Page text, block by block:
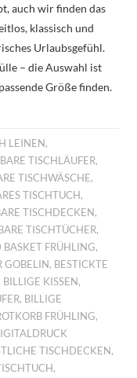
auch wir finden das
klassisch und
Urlaubsgefühl.
– die Auswahl ist
Größe finden.
LEINEN ,
TISCHLÄUFER,
TISCHWÄSCHE,
TISCHTUCH,
TISCHDECKEN,
TISCHTÜCHER,
BASKET FRÜHLING,
GOBELIN , BESTICKTE
BILLIGE KISSEN ,
, BILLIGE
FRÜHLING,
TISCHDECKEN,
,